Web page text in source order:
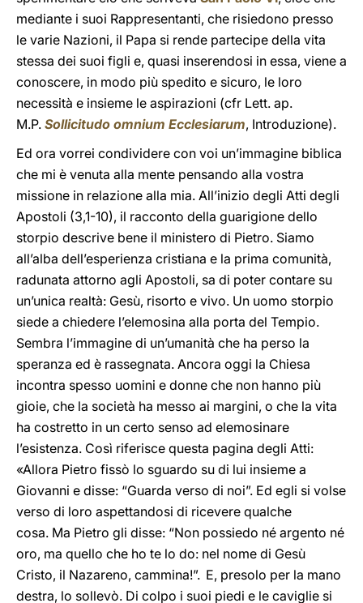
mediante i suoi Rappresentanti, che risiedono presso
le varie Nazioni, il Papa si rende partecipe della vita
stessa dei suoi figli e, quasi inserendosi in essa, viene a
conoscere, in modo più spedito e sicuro, le loro
necessità e insieme le aspirazioni (cfr Lett. ap.
M.P. Sollicitudo omnium Ecclesiarum, Introduzione).
Ed ora vorrei condividere con voi un’immagine biblica
che mi è venuta alla mente pensando alla vostra
missione in relazione alla mia. All’inizio degli Atti degli
Apostoli (3,1-10), il racconto della guarigione dello
storpio descrive bene il ministero di Pietro. Siamo
all’alba dell’esperienza cristiana e la prima comunità,
radunata attorno agli Apostoli, sa di poter contare su
un’unica realtà: Gesù, risorto e vivo. Un uomo storpio
siede a chiedere l’elemosina alla porta del Tempio.
Sembra l’immagine di un’umanità che ha perso la
speranza ed è rassegnata. Ancora oggi la Chiesa
incontra spesso uomini e donne che non hanno più
gioie, che la società ha messo ai margini, o che la vita
ha costretto in un certo senso ad elemosinare
l’esistenza. Così riferisce questa pagina degli Atti:
«Allora Pietro fissò lo sguardo su di lui insieme a
Giovanni e disse: “Guarda verso di noi”. Ed egli si volse
verso di loro aspettandosi di ricevere qualche
cosa. Ma Pietro gli disse: “Non possiedo né argento né
oro, ma quello che ho te lo do: nel nome di Gesù
Cristo, il Nazareno, cammina!”. E, presolo per la mano
destra, lo sollevò. Di colpo i suoi piedi e le caviglie si